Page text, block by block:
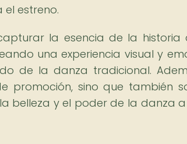
estreno.
la esencia de la historia
una experiencia visual y
de la danza tradicional.
promoción, sino que también
belleza y el poder de la danza